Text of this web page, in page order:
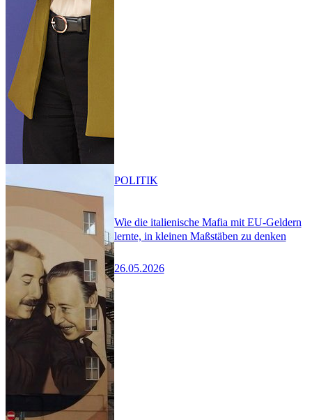
Wie die italienische Mafia mit EU-Geldern
lernte, in kleinen Maßstäben zu denken
26.05.2026
POLITIK